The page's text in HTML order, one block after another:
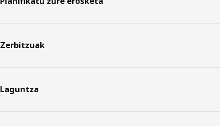
Zerbitzuak
Laguntza